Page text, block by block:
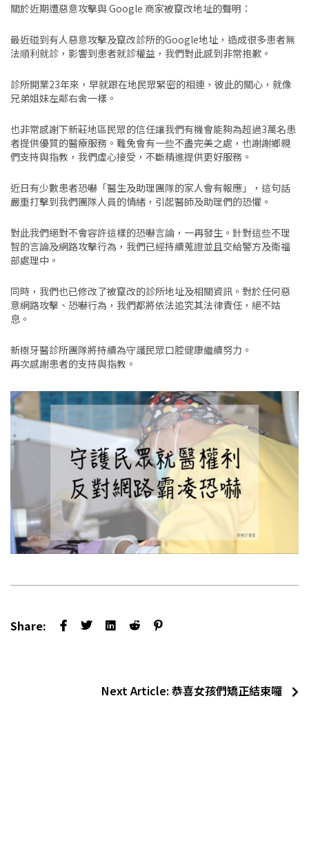
關於近期遭惡意攻擊與 Google 商家被竄改地址的聲明：
最近碰到有人惡意攻擊及竄改診所的Google地址，造成很多患者無
法順利就診，影響到患者就診權益，我們對此感到非常抱歉。
診所開業23年來，早就跟在地民眾緊密的相連，彼此的關心，就像
兄弟姐妹左鄰右舍一樣。
也非常感謝下新莊地區民眾的信任讓我們有機會能夠為超過3萬名患
者提供優質的醫療服務。難免會有一些不盡完美之處，也謝謝鄉親
們支持與指教，我們虛心接受，不斷精進提供更好服務。
近日有少數患者恐嚇「醫生及助理團隊的家人會有報應」，這句話
嚴重打擊到我們團隊人員的情緒，引起醫師及助理們的恐懼。
對此我們絕對不會容許這樣的恐嚇言論，一再發生。針對這些不理
智的言論及網路攻擊行為，我們已經持續蒐證並且交給警方及衛福
部處理中。
同時，我們也已修改了被竄改的診所地址及相關資訊。對於任何惡
意網路攻擊、恐嚇行為，我們都將依法追究其法律責任，絕不姑
息。
新樹牙醫診所團隊將持續為守護民眾口腔健康繼續努力。
再次感謝患者的支持與指教。
Share:
Next Article:恭喜女孩們矯正結束囉